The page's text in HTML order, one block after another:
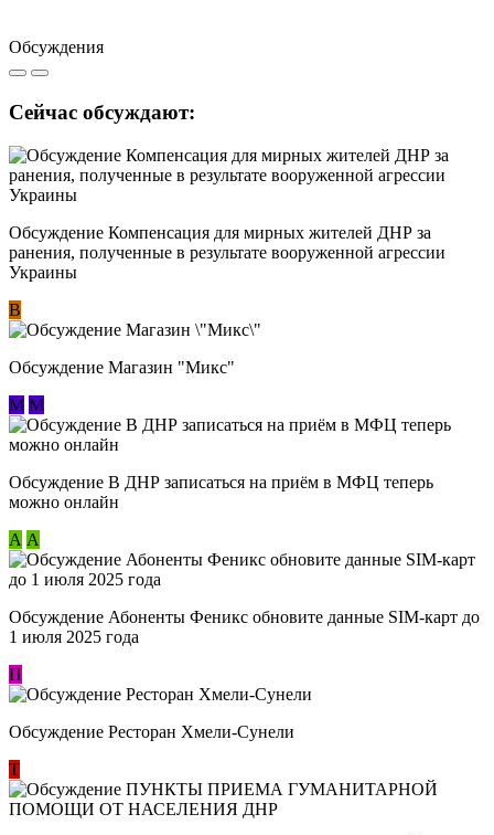
Обсуждения
Сейчас обсуждают:
Обсуждение Компенсация для мирных жителей ДНР за
ранения, полученные в результате вооруженной агрессии
Украины
В
Обсуждение Магазин "Микс"
М М
Обсуждение В ДНР записаться на приём в МФЦ теперь
можно онлайн
А А
Обсуждение Абоненты Феникс обновите данные SIM-карт до
1 июля 2025 года
П
Обсуждение Ресторан Хмели-Сунели
Т